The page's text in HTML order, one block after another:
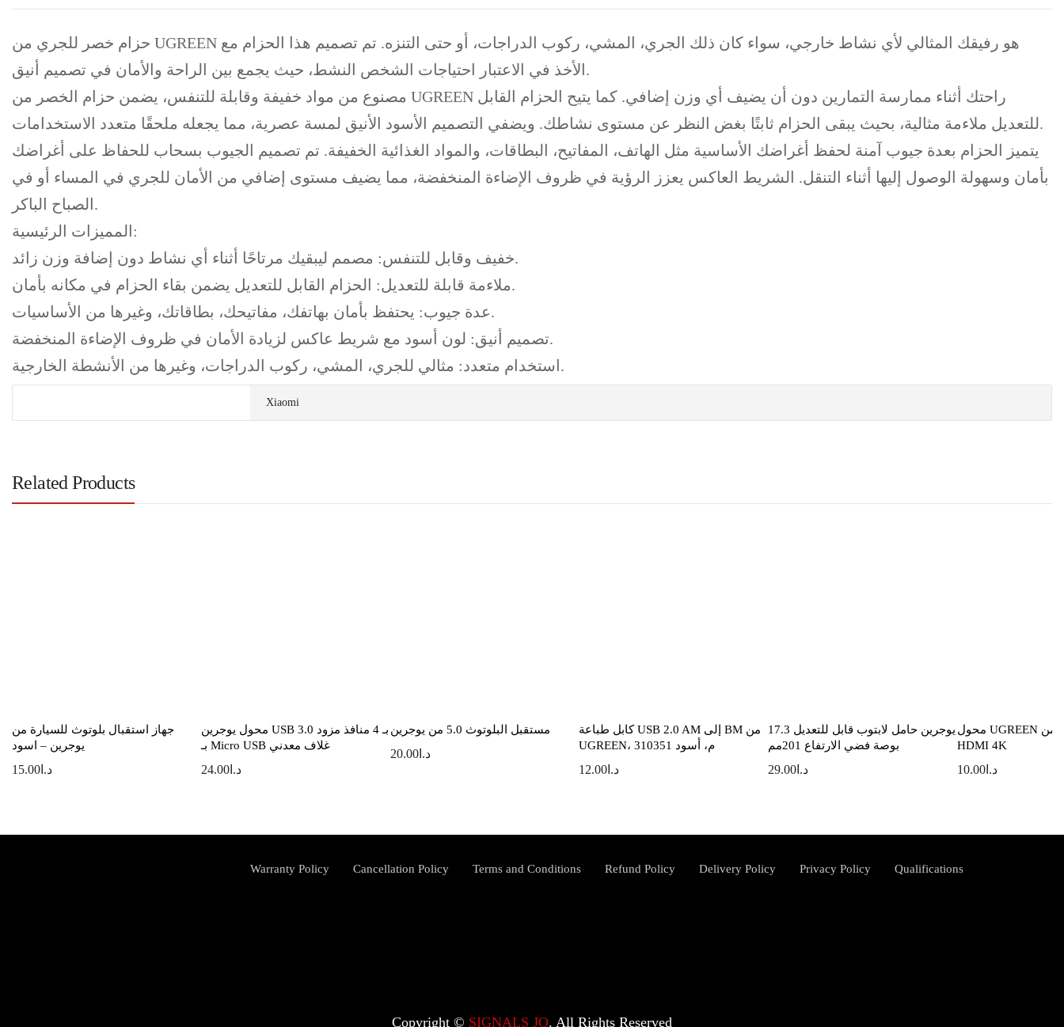
حزام خصر للجري من UGREEN هو رفيقك المثالي لأي نشاط خارجي، سواء كان ذلك الجري، المشي، ركوب الدراجات، أو حتى التنزه. تم تصميم هذا الحزام مع
الأخذ في الاعتبار احتياجات الشخص النشط، حيث يجمع بين الراحة والأمان في تصميم أنيق.
مصنوع من مواد خفيفة وقابلة للتنفس، يضمن حزام الخصر من UGREEN راحتك أثناء ممارسة التمارين دون أن يضيف أي وزن إضافي. كما يتيح الحزام القابل
للتعديل ملاءمة مثالية، بحيث يبقى الحزام ثابتًا بغض النظر عن مستوى نشاطك. ويضفي التصميم الأسود الأنيق لمسة عصرية، مما يجعله ملحقًا متعدد الاستخدامات.
يتميز الحزام بعدة جيوب آمنة لحفظ أغراضك الأساسية مثل الهاتف، المفاتيح، البطاقات، والمواد الغذائية الخفيفة. تم تصميم الجيوب بسحاب للحفاظ على أغراضك
بأمان وسهولة الوصول إليها أثناء التنقل. الشريط العاكس يعزز الرؤية في ظروف الإضاءة المنخفضة، مما يضيف مستوى إضافي من الأمان للجري في المساء أو في
الصباح الباكر.
المميزات الرئيسية:
خفيف وقابل للتنفس: مصمم ليبقيك مرتاحًا أثناء أي نشاط دون إضافة وزن زائد.
ملاءمة قابلة للتعديل: الحزام القابل للتعديل يضمن بقاء الحزام في مكانه بأمان.
عدة جيوب: يحتفظ بأمان بهاتفك، مفاتيحك، بطاقاتك، وغيرها من الأساسيات.
تصميم أنيق: لون أسود مع شريط عاكس لزيادة الأمان في ظروف الإضاءة المنخفضة.
استخدام متعدد: مثالي للجري، المشي، ركوب الدراجات، وغيرها من الأنشطة الخارجية.
Xiaomi
Related Products
جهاز استقبال بلوتوث للسيارة من
يوجرين – اسود
د.ا 15.00
محول يوجرين USB 3.0 بـ 4 منافذ مزود
بـ Micro USB غلاف معدني
د.ا24.00
مستقبل البلوتوث 5.0 من يوجرين
د.ا20.00
كابل طباعة USB 2.0 AM إلى BM من
UGREEN، 3م، أسود 10351
د.ا 12.00
يوجرين حامل لابتوب قابل للتعديل 17.3
بوصة فضي الارتفاع 201مم
د.ا 29.00
محول UGREEN من Thunderbolt إلى
HDMI 4K
د.ا10.00
Warranty Policy Cancellation Policy Terms and Conditions Refund Policy Delivery Policy Privacy Policy Qualifications
Copyright ©️ SIGNALS JO. All Rights Reserved